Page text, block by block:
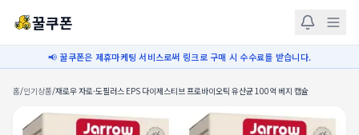
꿀쿠폰
📢 꿀쿠폰은 제휴마케팅 서비스로써 링크로 구매 시 수수료를 받습니다.
홈/인기상품/재로우 자로-도필러스 EPS 다이제스티브 프로바이오틱 유산균 100억 베지 캡슐